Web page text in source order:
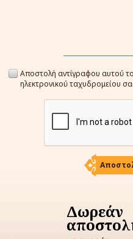
Αποστολή αντίγραφου αυτού
ηλεκτρονικού ταχυδρομείου
Δωρεάν